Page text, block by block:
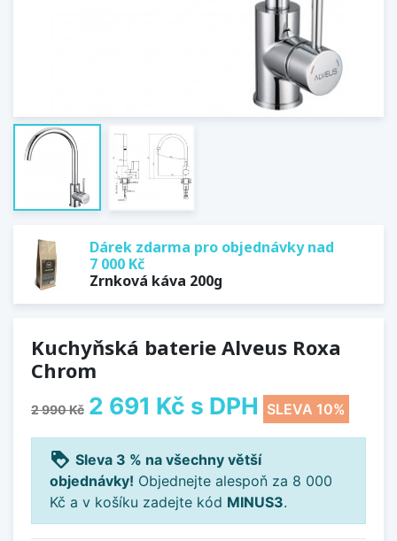
Dárek zdarma pro objednávky nad
7 000 Kč
Zrnková káva 200g
Kuchyňská baterie Alveus Roxa
Chrom
2 990 Kč 2 691 Kč s DPH SLEVA 10%
loyalty Sleva 3 % na všechny větší
objednávky! Objednejte alespoň za 8 000
Kč a v košíku zadejte kód MINUS3.